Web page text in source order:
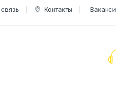
Контакты